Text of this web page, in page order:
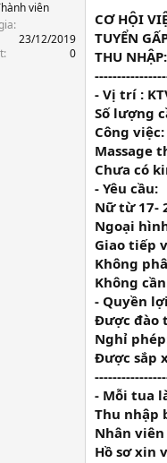
viên
23/12/2019
0
CƠ HỘI
TUYỂN
THU
- Vị trí :
Số lượng
Công việc:
Massage
Chưa có
- Yêu cầu:
Nữ từ 17-
Ngoại
Giao tiếp
Không
Không
- Quyền lợi
Được đào
Nghỉ
Được sắp
- Mỗi tua
Thu nhập
Nhân
Hồ sơ xin